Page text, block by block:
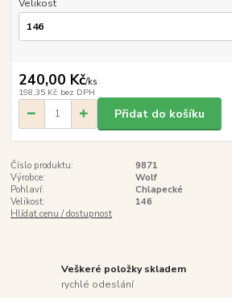
Velikost
240,00 Kč/ks
198,35 Kč bez DPH
Přidat do košíku
Číslo produktu:
9871
Výrobce:
Wolf
Pohlaví:
Chlapecké
Velikost:
146
Hlídat cenu / dostupnost
Veškeré položky skladem
rychlé odeslání